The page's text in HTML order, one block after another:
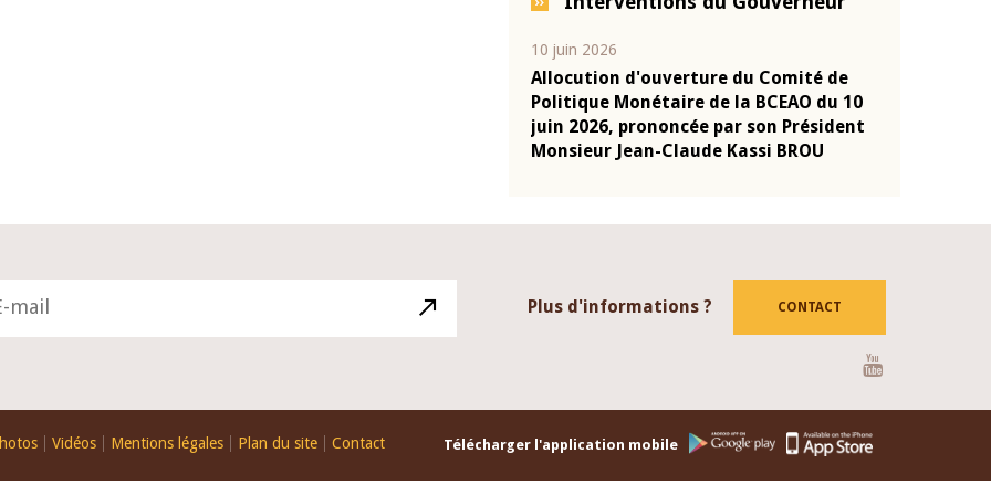
04 mars 2026
Allocution d'ouverture du Comité de
Politique Monétaire de la BCEAO du 4
mars 2026, prononcée par son Président
Monsieur Jean-Claude Kassi BROU
Plus d'informations ? CONTACT
Vidéos Mentions légales Plan du site Contact Télécharger l'application mobile